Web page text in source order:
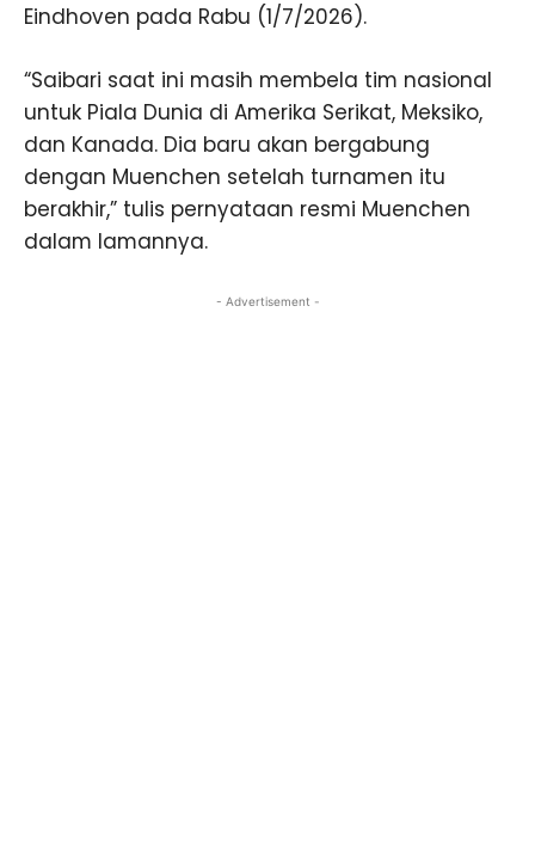
Eindhoven pada Rabu (1/7/2026).
“Saibari saat ini masih membela tim nasional
untuk Piala Dunia di Amerika Serikat, Meksiko,
dan Kanada. Dia baru akan bergabung
dengan Muenchen setelah turnamen itu
berakhir,” tulis pernyataan resmi Muenchen
dalam lamannya.
- Advertisement -